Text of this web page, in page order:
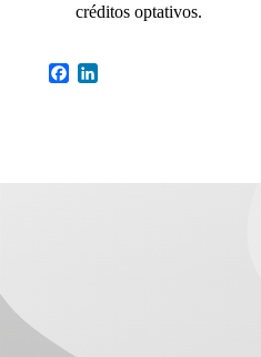
créditos optativos.
Facebook